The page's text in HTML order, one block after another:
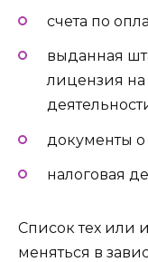
счета по
выданная
лицензия
документы
налоговая
Список тех или
меняться в